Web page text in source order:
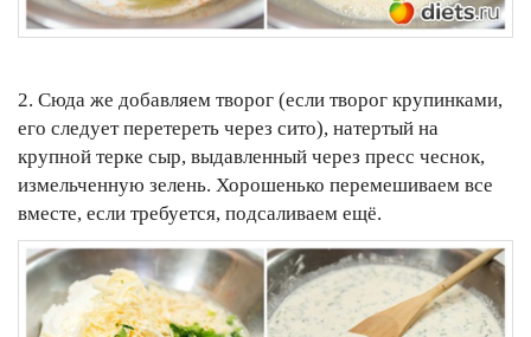
2. Сюда же добавляем творог (если творог крупинками,
его следует перетереть через сито), натертый на
крупной терке сыр, выдавленный через пресс чеснок,
измельченную зелень. Хорошенько перемешиваем все
вместе, если требуется, подсаливаем ещё.